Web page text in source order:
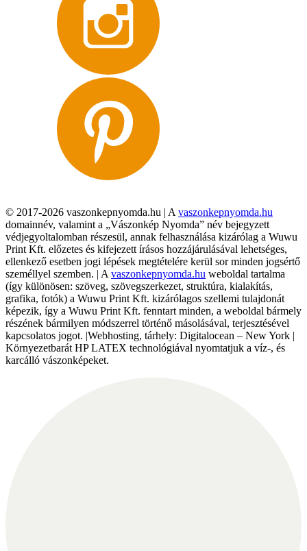
© 2017-2026 vaszonkepnyomda.hu | A vaszonkepnyomda.hu
domainnév, valamint a „Vászonkép Nyomda” név bejegyzett
védjegyoltalomban részesül, annak felhasználása kizárólag a Wuwu
Print Kft. előzetes és kifejezett írásos hozzájárulásával lehetséges,
ellenkező esetben jogi lépések megtételére kerül sor minden jogsértő
személlyel szemben. | A vaszonkepnyomda.hu weboldal tartalma
(így különösen: szöveg, szövegszerkezet, struktúra, kialakítás,
grafika, fotók) a Wuwu Print Kft. kizárólagos szellemi tulajdonát
képezik, így a Wuwu Print Kft. fenntart minden, a weboldal bármely
részének bármilyen módszerrel történő másolásával, terjesztésével
kapcsolatos jogot. |Webhosting, tárhely: Digitalocean – New York |
Környezetbarát HP LATEX technológiával nyomtatjuk a víz-, és
karcálló vászonképeket.